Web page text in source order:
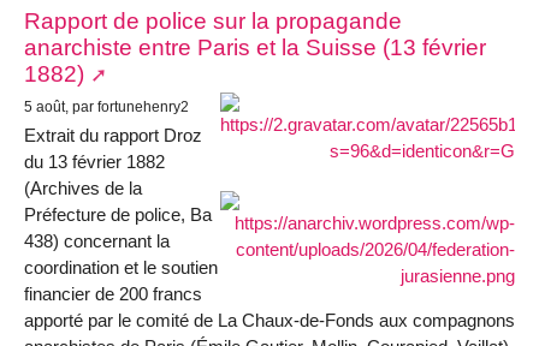
Rapport de police sur la propagande
anarchiste entre Paris et la Suisse (13 février
1882)
5 août, par fortunehenry2
Extrait du rapport Droz
du 13 février 1882
(Archives de la
Préfecture de police, Ba
438) concernant la
coordination et le soutien
financier de 200 francs
apporté par le comité de La Chaux-de-Fonds aux compagnons